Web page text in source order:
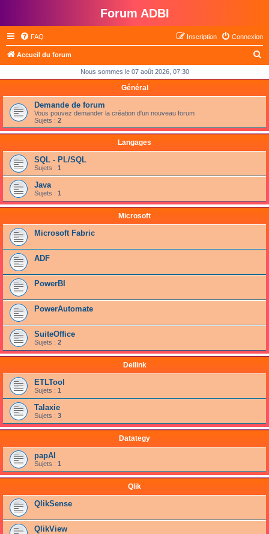
Forum ADBI
FAQ Connexion
Inscription
Accueil du forum
h
r
Nous sommes le 07 août 2026, 07:30
Général
Demande de forum
Vous pouvez demander la création d'un nouveau forum
Sujets : 2
Langages
SQL - PL/SQL
Sujets : 1
Java
Sujets : 1
Microsoft
Microsoft Fabric
ADF
PowerBI
PowerAutomate
SuiteOffice
Sujets : 2
Deilink
ETLTool
Sujets : 1
Talaxie
Sujets : 3
Datategy
papAI
Sujets : 1
Qlik
QlikSense
QlikView